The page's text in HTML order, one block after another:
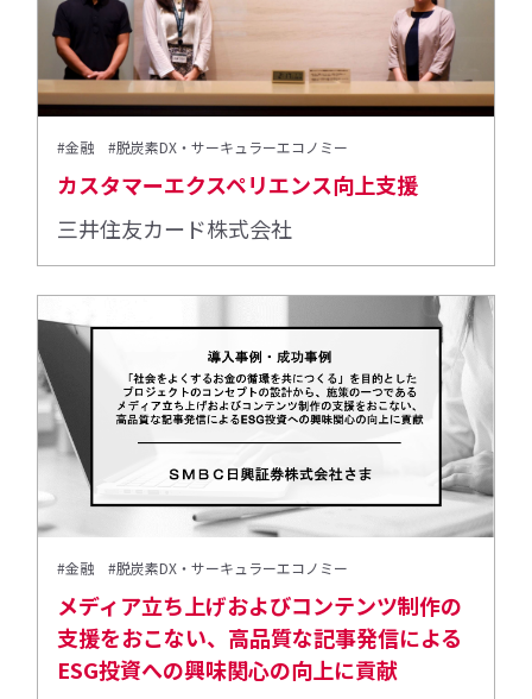
#金融 #脱炭素DX・サーキュラーエコノミー
カスタマーエクスペリエンス向上支援
三井住友カード株式会社
#金融 #脱炭素DX・サーキュラーエコノミー
メディア立ち上げおよびコンテンツ制作の
支援をおこない、高品質な記事発信による
ESG投資への興味関心の向上に貢献